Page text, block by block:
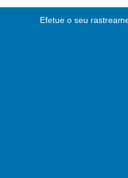
Efetue o seu